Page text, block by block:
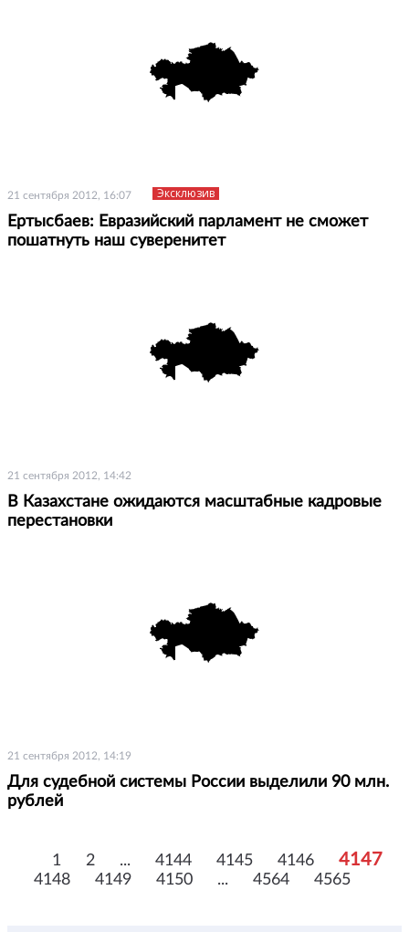
21 сентября 2012, 16:07 Эксклюзив
Ертысбаев: Евразийский парламент не сможет
пошатнуть наш суверенитет
21 сентября 2012, 14:42
В Казахстане ожидаются масштабные кадровые
перестановки
21 сентября 2012, 14:19
Для судебной системы России выделили 90 млн.
рублей
1 2 ... 4144 4145 4146 4147
4148 4149 4150 ... 4564 4565